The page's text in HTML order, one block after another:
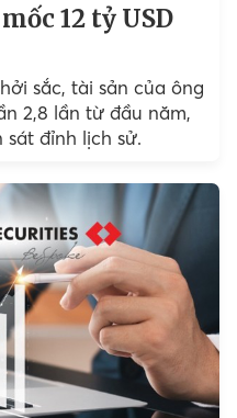
12 tỷ USD
sắc, tài sản của ông
2,8 lần từ đầu năm,
đỉnh lịch sử.